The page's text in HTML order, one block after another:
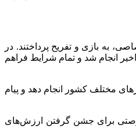
سانس اختصاصی، به بازی و تفریح پرداختند. در
انجام شد و تمام شرایط فراهم
مختلف کشور انجام دهد و پیام
فرصتی برای جشن گرفتن ارزش‌های